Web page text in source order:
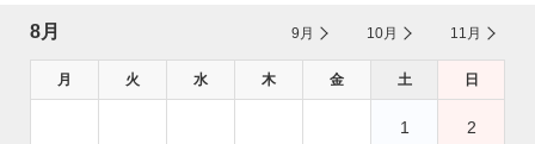
8月 9月 10月 11月
月 火 水 木 金 土 日
1 2